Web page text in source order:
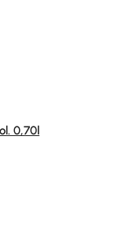
5 Sternen
0,70l